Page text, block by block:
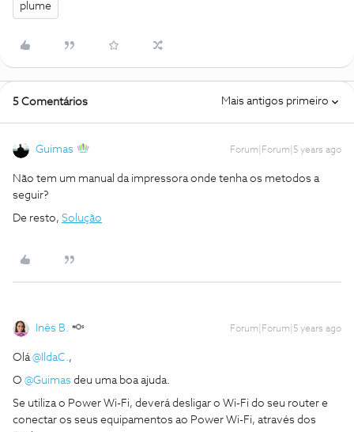
plume
5 Comentários Mais antigos primeiro
Guimas Forum|Forum|5 years ago
Não tem um manual da impressora onde tenha os metodos a
seguir?
De resto, Solução
Inês B. Forum|Forum|5 years ago
Olá@IldaC.,
O @Guimas deu uma boa ajuda.
Se utiliza o Power Wi-Fi, deverá desligar o Wi-Fi do seu router e
conectar os seus equipamentos ao Power Wi-Fi, através dos